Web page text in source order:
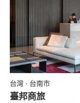
台灣 · 台南市
臺邦商旅